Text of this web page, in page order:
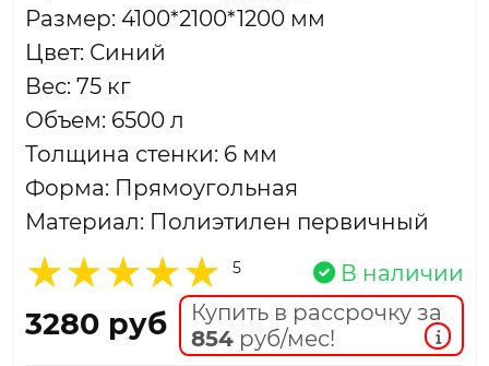
Размер: 4100*2100*1200 мм
Цвет: Синий
Вес: 75 кг
Объем: 6500 л
Толщина стенки: 6 мм
Форма: Прямоугольная
Материал: Полиэтилен первичный
5 В наличии
3280 руб
Купить в рассрочку за
854 руб/мес!